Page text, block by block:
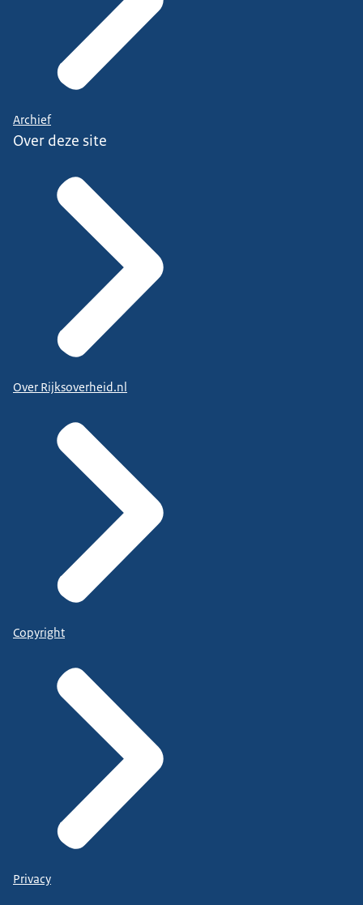
Archief
Over deze site
Over Rijksoverheid.nl
Copyright
Privacy